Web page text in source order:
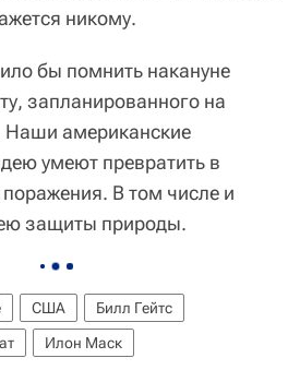
никому.
бы помнить накануне
запланированного на
Наши американские
умеют превратить в
В том числе и
защиты природы.
США
Билл Гейтс
Илон Маск